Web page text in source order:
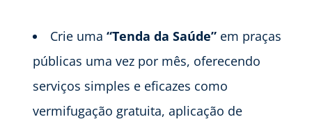
Crie uma “Tenda da Saúde” em praças
públicas uma vez por mês, oferecendo
serviços simples e eficazes como
vermifugação gratuita, aplicação de